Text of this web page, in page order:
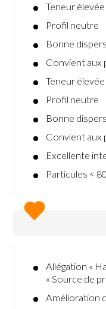
Teneur
Profil neutre
Bonne
Convient aux
Teneur
Profil neutre
Bonne
Convient aux
Excellente
Particules <
Allégation «
« Source de
Amélioration